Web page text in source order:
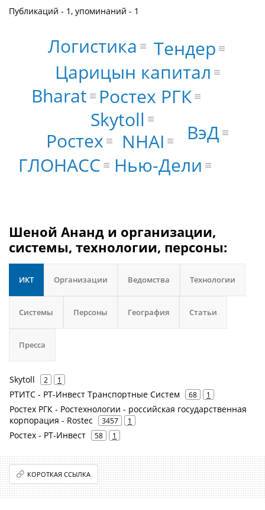
Публикаций - 1, упоминаний - 1
Skytoll
Ростех РГК
Ростех
Царицын капитал
NHAI
ГЛОНАСС
Нью-Дели
Bharat
Тендер
Логистика
ВэД
Шеной Ананд и организации,
системы, технологии, персоны:
ИКТ Организации Ведомства Технологии
Системы Персоны География Статьи
Пресса
Skytoll 2 1
РТИТС - РТ-Инвест Транспортные Систем 68 1
Ростех РГК - Ростехнологии - российская государственная
корпорация - Rostec
3457 1
Ростех - РТ-Инвест 58 1
КОРОТКАЯ ССЫЛКА